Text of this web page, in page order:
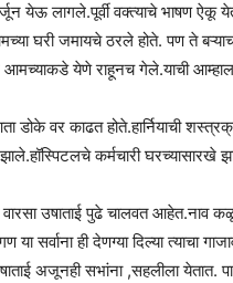
येऊ लागले.पूर्वी वक्त्याचे भाषण
घरी जमायचे ठरले होते. पण ते
आमच्याकडे येणे राहूनच गेले.याची
डोके वर काढत होते.हार्नियाची
कर्मचारी घरच्यासारखे
वारसा उषाताई पुढे चालवत आहेत.नाव
या सर्वाना ही देणग्या दिल्या त्याचा
अजूनही सभांना ,सहलीला येतात.